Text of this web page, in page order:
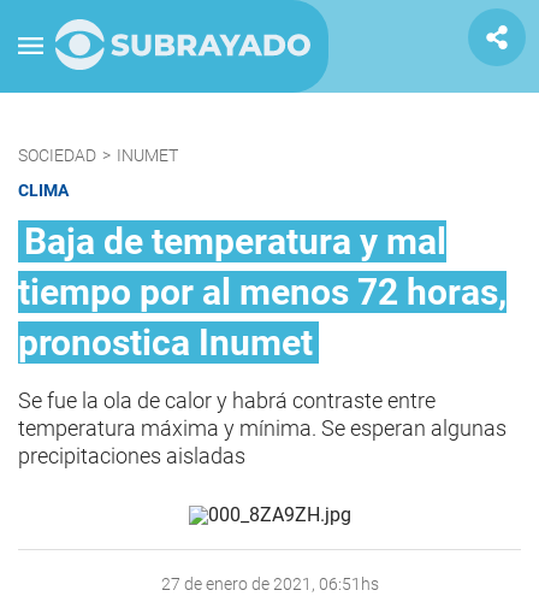
SOCIEDAD > INUMET
CLIMA
Baja de temperatura y mal
tiempo por al menos 72 horas,
pronostica Inumet
Se fue la ola de calor y habrá contraste entre
temperatura máxima y mínima. Se esperan algunas
precipitaciones aisladas
27 de enero de 2021, 06:51hs